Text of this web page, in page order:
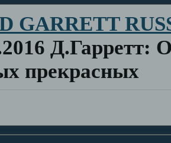
GARRETT
Д.Гарретт:
прекрасных